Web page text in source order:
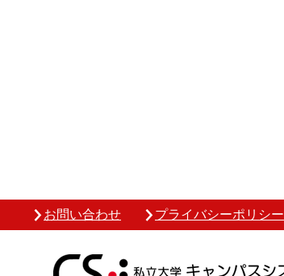
お問い合わせ プライバシーポリシー